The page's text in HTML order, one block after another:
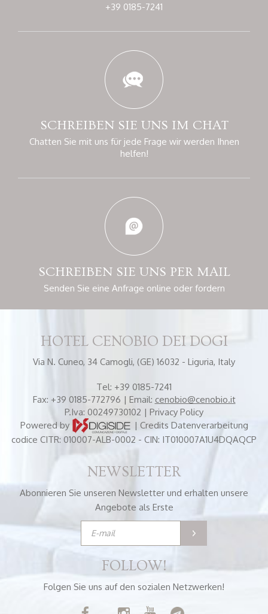
+39 0185-7241
SCHREIBEN SIE UNS IM CHAT
Chatten Sie mit uns für jede Frage wir werden Ihnen
helfen!
SCHREIBEN SIE UNS PER MAIL
Senden Sie eine Anfrage online oder fordern
HOTEL CENOBIO DEI DOGI
Via N. Cuneo, 34 Camogli, (GE) 16032 - Liguria, Italy
Tel: +39 0185-7241
Fax: +39 0185-772796 | Email: cenobio@cenobio.it
P.Iva: 00249730102 | Privacy Policy
Powered by
| Credits Datenverarbeitung
codice CITR: 010007-ALB-0002 - CIN: IT010007A1U4DQAQCP
NEWSLETTER
Abonnieren Sie unseren Newsletter und erhalten unsere
Angebote als Erste
FOLLOW!
Folgen Sie uns auf den sozialen Netzwerken!